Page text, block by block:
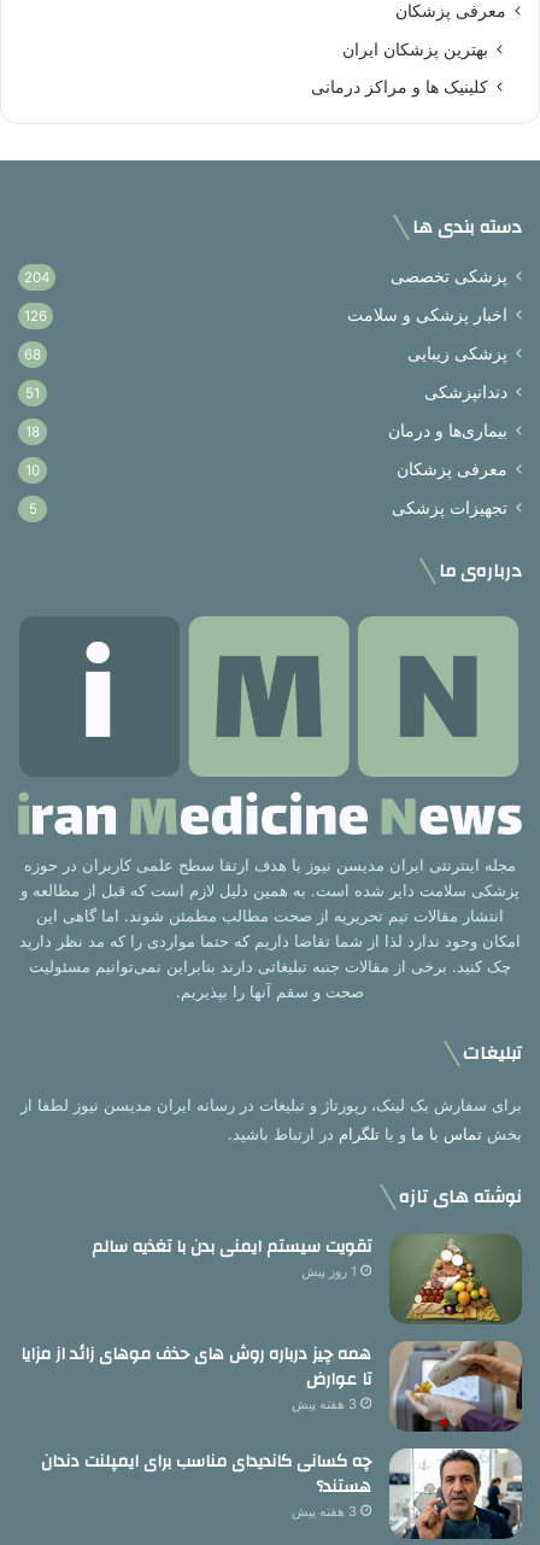
معرفی پزشکان
بهترین پزشکان ایران
کلینیک ها و مراکز درمانی
دسته بندی ها
پزشکی تخصصی 204
اخبار پزشکی و سلامت 126
پزشکی زیبایی 68
دندانپزشکی 51
بیماری‌ها و درمان 18
معرفی پزشکان 10
تجهیزات پزشکی 5
درباره‌ی ما
مجله اینترنتی ایران مدیسن نیوز با هدف ارتقا سطح علمی کاربران در حوزه
پزشکی سلامت دایر شده است. به همین دلیل لازم است که قبل از مطالعه و
انتشار مقالات تیم تحریریه از صحت مطالب مطمئن شوند. اما گاهی این
امکان وجود ندارد لذا از شما تقاضا داریم که حتما مواردی را که مد نظر دارید
چک کنید. برخی از مقالات جنبه تبلیغاتی دارند بنابراین نمی‌توانیم مسئولیت
صحت و سقم آنها را بپذیریم.
تبلیغات
برای سفارش بک لینک، رپورتاژ و تبلیغات در رسانه ایران مدیسن نیوز لطفا از
بخش تماس با ما و یا تلگرام در ارتباط باشید.
نوشته های تازه
تقویت سیستم ایمنی بدن با تغذیه سالم
1 روز پیش
همه چیز درباره روش های حذف موهای زائد از مزایا
تا عوارض
3 هفته پیش
چه کسانی کاندیدای مناسب برای ایمپلنت دندان
هستند؟
3 هفته پیش